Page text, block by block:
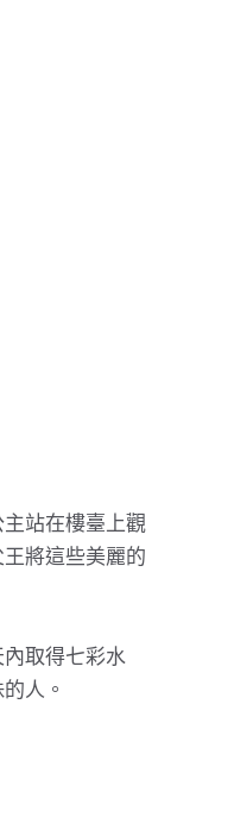
站在樓臺上觀
將這些美麗的
取得七彩水
人。